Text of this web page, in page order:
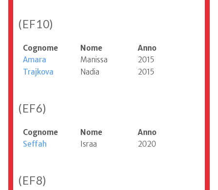
(EF10)
Cognome Nome
Anno
Amara
Manissa
2015
Trajkova
Nadia 2015
(EF6)
Cognome Nome
Anno
Seffah
Israa 2020
(EF8)